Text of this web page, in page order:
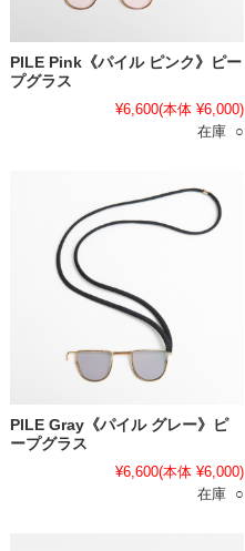
PILE Pink《パイル ピンク》ピー
プグラス
¥6,600(本体 ¥6,000)
在庫 ○
PILE Gray《パイル グレー》ピ
ープグラス
¥6,600(本体 ¥6,000)
在庫 ○